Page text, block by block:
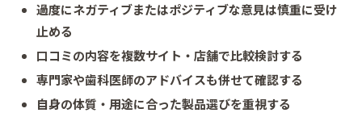
過度にネガティブまたはポジティブな意見は慎重に受け
止める
口コミの内容を複数サイト・店舗で比較検討する
専門家や歯科医師のアドバイスも併せて確認する
自身の体質・用途に合った製品選びを重視する